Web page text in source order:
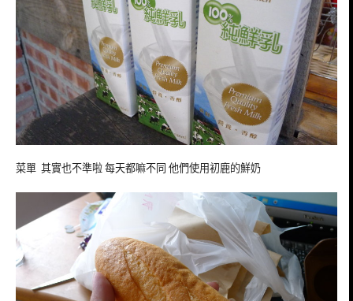
菜單 其實也不準啦 每天都嘛不同 他們使用初鹿的鮮奶